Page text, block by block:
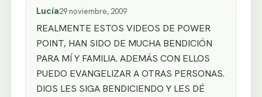
Lucía29 noviembre, 2009
REALMENTE ESTOS VIDEOS DE POWER
POINT, HAN SIDO DE MUCHA BENDICIÓN
PARA MÍ Y FAMILIA. ADEMÁS CON ELLOS
PUEDO EVANGELIZAR A OTRAS PERSONAS.
DIOS LES SIGA BENDICIENDO Y LES DÉ